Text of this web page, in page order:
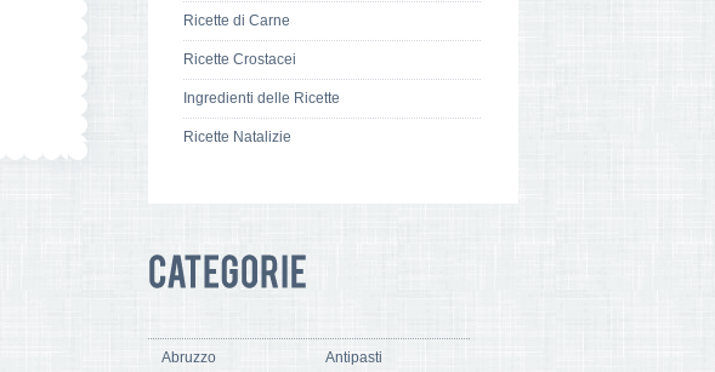
Ricette di Carne
Ricette Crostacei
Ingredienti delle Ricette
Ricette Natalizie
Abruzzo Antipasti